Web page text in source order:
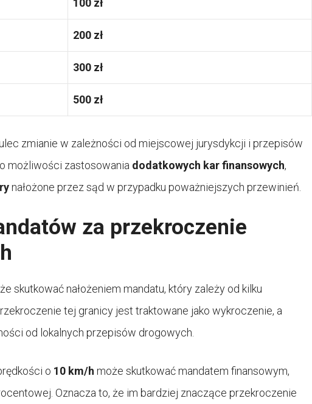
100 zł
200 zł
300 zł
500 zł
zmianie w zależności od miejscowej jurysdykcji i przepisów
możliwości zastosowania dodatkowych kar finansowych,
nałożone przez sąd w przypadku poważniejszych przewinień.
za przekroczenie
skutkować nałożeniem mandatu, który zależy od kilku
tej granicy jest traktowane jako wykroczenie, a
od lokalnych przepisów drogowych.
o 10 km/h może skutkować mandatem finansowym,
Oznacza to, że im bardziej znaczące przekroczenie